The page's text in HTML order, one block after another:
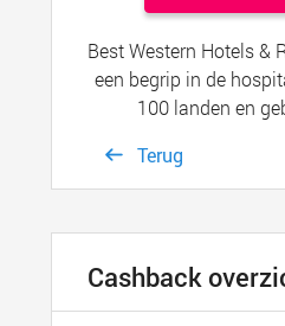
Best Western Hotels &
een begrip in de
100 landen en
Terug
Cashback